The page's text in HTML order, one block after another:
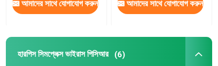
শ্বাসযন্ত্রের পিসিআর পরীক্ষা
আমাদের সাথে যোগাযোগ করুন আমাদের সাথে যোগাযোগ করুন
হারপিস সিমপ্লেক্স ভাইরাস পিসিআর (6)